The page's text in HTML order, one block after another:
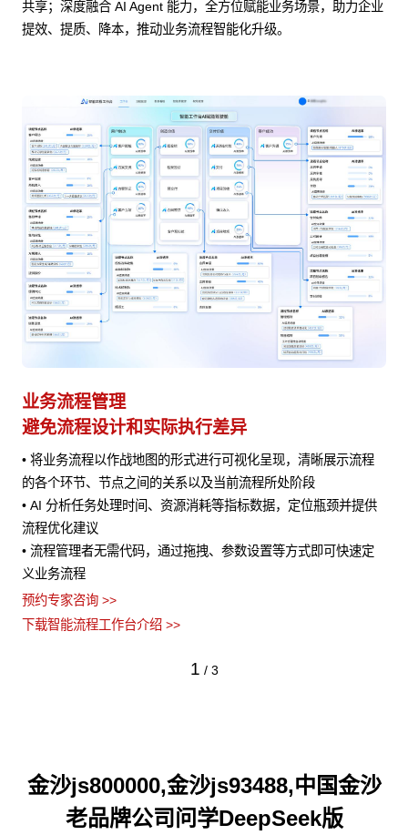
共享；深度融合 AI Agent 能力，全方位赋能业务场景，助力企业
提效、提质、降本，推动业务流程智能化升级。
业务流程管理
避免流程设计和实际执行差异
• 将业务流程以作战地图的形式进行可视化呈现，清晰展示流程
的各个环节、节点之间的关系以及当前流程所处阶段
• AI 分析任务处理时间、资源消耗等指标数据，定位瓶颈并提供
流程优化建议
• 流程管理者无需代码，通过拖拽、参数设置等方式即可快速定
义业务流程
预约专家咨询 >>
下载智能流程工作台介绍 >>
1 / 3
金沙js800000,金沙js93488,中国金沙
老品牌公司问学DeepSeek版